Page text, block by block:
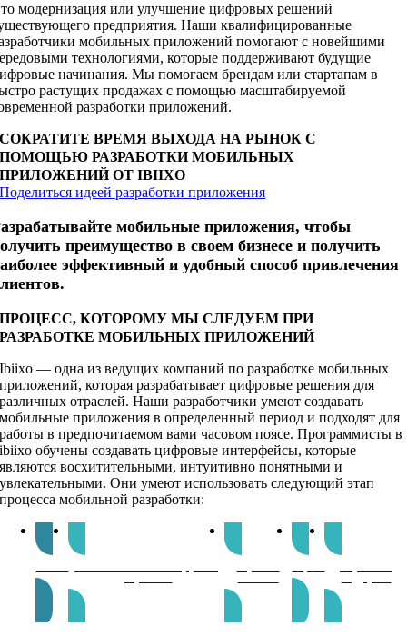
модернизация или улучшение цифровых решений
предприятия. Наши квалифицированные
мобильных приложений помогают с новейшими
технологиями, которые поддерживают будущие
начинания. Мы помогаем брендам или стартапам в
растущих продажах с помощью масштабируемой
разработки приложений.
СОКРАТИТЕ ВРЕМЯ ВЫХОДА НА РЫНОК С
ПОМОЩЬЮ РАЗРАБОТКИ МОБИЛЬНЫХ
ПРИЛОЖЕНИЙ ОТ IBIIXO
Поделиться идеей разработки приложения
мобильные приложения, чтобы
преимущество в своем бизнесе и получить
эффективный и удобный способ привлечения
ПРОЦЕСС, КОТОРОМУ МЫ СЛЕДУЕМ ПРИ
РАЗРАБОТКЕ МОБИЛЬНЫХ ПРИЛОЖЕНИЙ
Ibiixo — одна из ведущих компаний по разработке мобильных
приложений, которая разрабатывает цифровые решения для
различных отраслей. Наши разработчики умеют создавать
мобильные приложения в определенный период и подходят для
работы в предпочитаемом вами часовом поясе. Программисты в
ibiixo обучены создавать цифровые интерфейсы, которые
являются восхитительными, интуитивно понятными и
увлекательными. Они умеют использовать следующий этап
процесса мобильной разработки: